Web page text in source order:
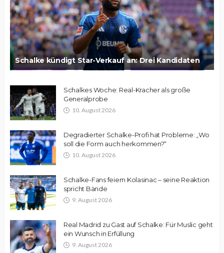
Schalke kündigt Star-Verkauf an: Drei Kandidaten
Schalkes Woche: Real-Kracher als große
Generalprobe
10. August 2026
Degradierter Schalke-Profi hat Probleme: „Wo
soll die Form auch herkommen?“
10. August 2026
Schalke-Fans feiern Kolasinac – seine Reaktion
spricht Bände
9. August 2026
Real Madrid zu Gast auf Schalke: Für Muslic geht
ein Wunsch in Erfüllung
9. August 2026